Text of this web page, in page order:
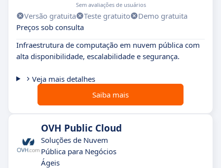
Sem avaliações de usuários
Versão gratuita Teste gratuito
Demo gratuita
Preços sob consulta
Infraestrutura de computação em nuvem pública com
alta disponibilidade, escalabilidade e segurança.
Veja mais detalhes
Saiba mais
OVH Public Cloud
Soluções de Nuvem
Pública para Negócios
Ágeis